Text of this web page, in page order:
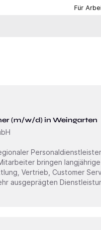
Für
(m/w/d) in Weingarten
Personaldienstleister Die gesamte
bringen
Vertrieb, Customer